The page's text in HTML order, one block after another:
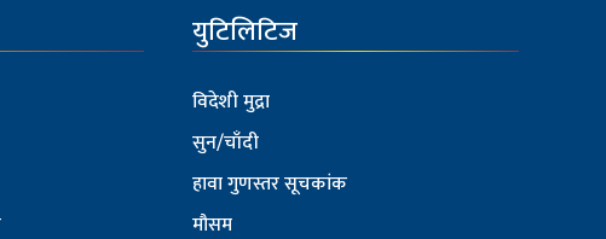
युटिलिटिज
विदेशी मुद्रा
सुन/चाँदी
हावा गुणस्तर सूचकांक
मौसम